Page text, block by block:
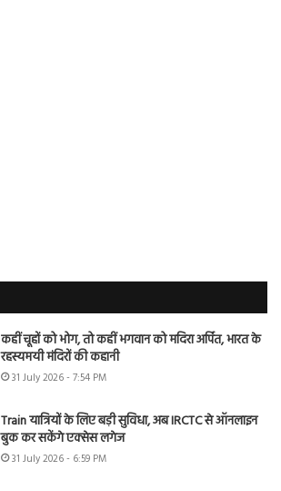
कहीं चूहों को भोग, तो कहीं भगवान को मदिरा अर्पित, भारत के
रहस्यमयी मंदिरों की कहानी
31 July 2026 - 7:54 PM
Train यात्रियों के लिए बड़ी सुविधा, अब IRCTC से ऑनलाइन
बुक कर सकेंगे एक्सेस लगेज
31 July 2026 - 6:59 PM